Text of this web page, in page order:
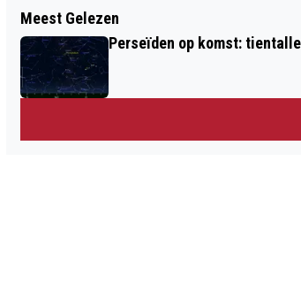
ROOSENDAAL SCOORT GOED OP
RANGLIJST
Meest Gelezen
Perseïden op komst: